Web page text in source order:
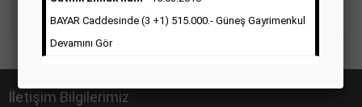
Detaylı Bilgi & İlan Örnekleri
İletişim Bilgilerimiz
BAYAR Caddesinde (3 +1) 515.000.- Güneş Gayrimenkul
Devamını Gör